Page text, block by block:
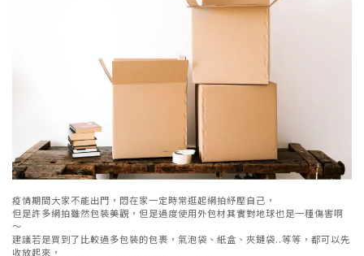
疫情期間大家不能出門，悶在家一定時常逛起網拍紓壓自己，
但是許多網拍雖然包裝美觀，但是過度使用外包材其實對地球也是一種傷害啊
～
建議若是買到了比較過多包裝的包裹，氣泡袋、紙盒、夾鏈袋..等等，都可以先
收放起來，